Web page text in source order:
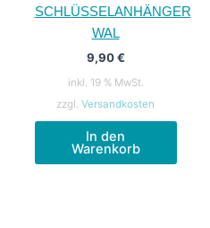
SCHLÜSSELANHÄNGER
WAL
9,90€
inkl. 19 % MwSt.
zzgl. Versandkosten
In den
Warenkorb